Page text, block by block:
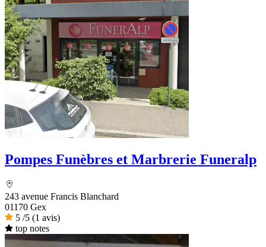
Pompes Funèbres et Marbrerie Funeralp
243 avenue Francis Blanchard
01170 Gex
5 /5 (1 avis)
top notes